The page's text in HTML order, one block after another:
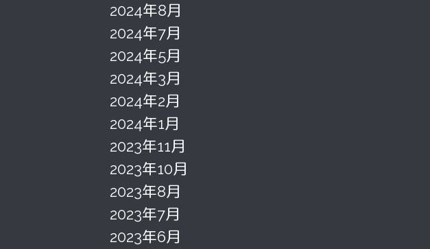
2024年8月
2024年7月
2024年5月
2024年3月
2024年2月
2024年1月
2023年11月
2023年10月
2023年8月
2023年7月
2023年6月